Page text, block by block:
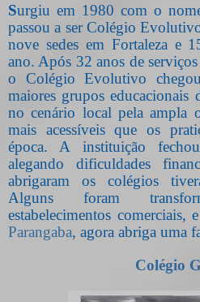
Surgiu em 1980 com o
passou a ser Colégio
nove sedes em Fortaleza e
ano. Após 32 anos de
o Colégio Evolutivo
maiores grupos educacionais
no cenário local pela ampla
mais acessíveis que os
época. A instituição
alegando dificuldades
abrigaram os colégios
Alguns foram
estabelecimentos comerciais,
Parangaba, agora abriga uma
Colégio